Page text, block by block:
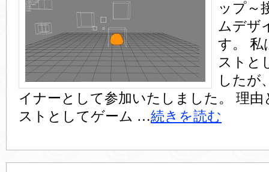
ップ～
ムデザ
す。 私
ストと
したが
イナーとして参加いたしました。 理
ストとしてゲーム …続きを読む